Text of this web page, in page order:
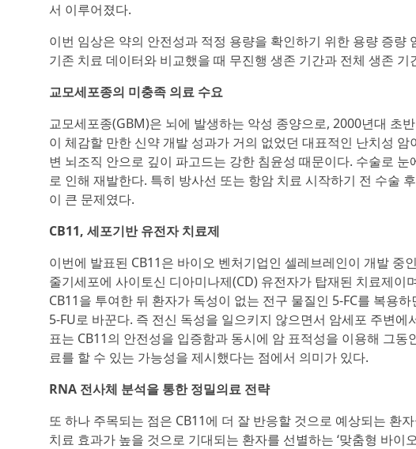
서 이루어졌다.
이번 임상은 약의 안전성과 적정 용량을 확인하기 위한 용량 증
기존 치료 데이터와 비교했을 때 무진행 생존 기간과 전체 생존
교모세포종의 미충족 의료 수요
교모세포종(GBM)은 뇌에 발생하는 악성 종양으로, 2000년대 초
이 체감할 만한 신약 개발 성과가 거의 없었던 대표적인 난치성
변 뇌조직 안으로 깊이 파고드는 강한 침윤성 때문이다. 수술로
로 인해 재발한다. 특히 방사선 또는 항암 치료 시작하기 전 수술
이 큰 문제였다.
CB11, 세포기반 유전자 치료제
이번에 발표된 CB11은 바이오 벤처기업인 셀레브레인이 개발 중
줄기세포에 사이토신 디아미나제(CD) 유전자가 탑재된 치료제
CB11을 투여한 뒤 환자가 독성이 없는 전구 물질인 5-FC를 복용
5-FU로 바꾼다. 즉 전신 독성을 일으키지 않으면서 암세포 주변
표는 CB11의 안전성을 입증함과 동시에 암 표적성을 이용해 그
료를 할 수 있는 가능성을 제시했다는 점에서 의미가 있다.
RNA 전사체 분석을 통한 정밀의료 전략
또 하나 주목되는 점은 CB11에 더 잘 반응할 것으로 예상되는 환
치료 효과가 높을 것으로 기대되는 환자를 선별하는 ‘맞춤형 바